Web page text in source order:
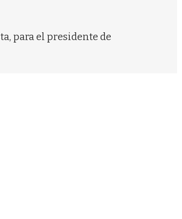
para el presidente de